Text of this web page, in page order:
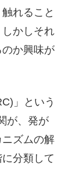
れること
かしそれ
か興味が
」という
が、発が
ズムの解
分類して